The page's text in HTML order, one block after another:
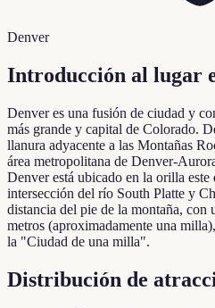
Denver
Introducción al lugar
Denver es una fusión de ciudad y
más grande y capital de Colorado.
llanura adyacente a las Montañas
área metropolitana de Denver-
Denver está ubicado en la orilla
intersección del río South Platte y
distancia del pie de la montaña, con
metros (aproximadamente una
la "Ciudad de una milla".
Distribución de